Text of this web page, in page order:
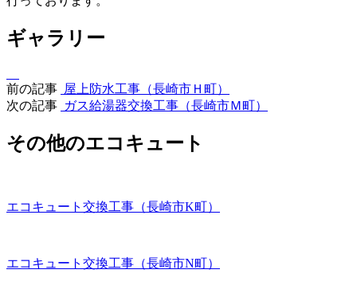
ギャラリー
前の記事 屋上防水工事（長崎市Ｈ町）
次の記事 ガス給湯器交換工事（長崎市Ｍ町）
その他のエコキュート
エコキュート交換工事（長崎市K町）
エコキュート交換工事（長崎市N町）